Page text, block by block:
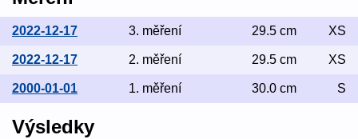
2022-12-17 3. měření 29.5 cm XS
2022-12-17 2. měření 29.5 cm XS
2000-01-01 1. měření 30.0 cm S
Výsledky